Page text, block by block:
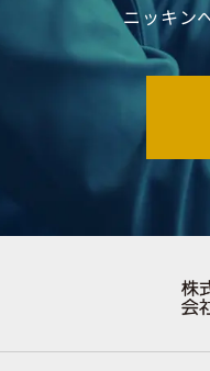
ニッキン